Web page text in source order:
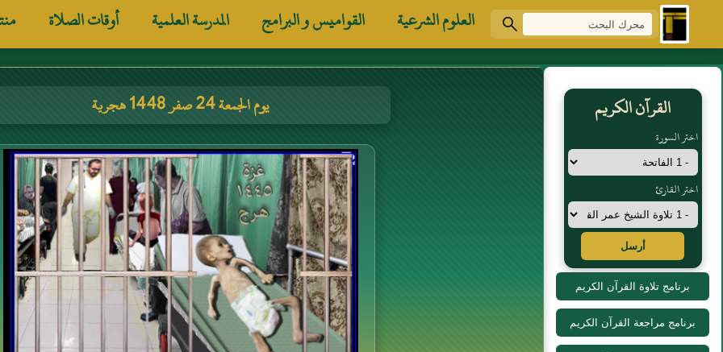
العلوم الشرعية القواميس و البرامج المدرسة العلمية أوقات الصلاة
القرآن الكريم
اختر السورة
اختر القارئ
أرسل
برنامج تلاوة القرآن الكريم
برنامج مراجعة القرآن الكريم
يوم الجمعة 24 صفر 1448 هجرية